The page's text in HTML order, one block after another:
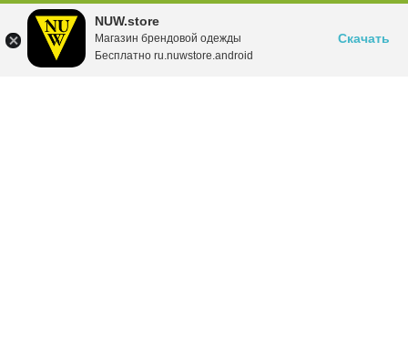
NUW.store
Магазин брендовой одежды
Бесплатно ru.nuwstore.android
Скачать